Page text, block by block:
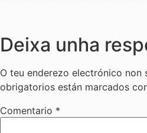
Deixa unha
O teu enderezo electrónico non
obrigatorios están marcados
Comentario *